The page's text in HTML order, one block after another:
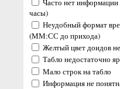
часы)
Неудобный формат
(ММ:СС до прихода)
Желтый цвет доидов
Табло недостаточно
Мало строк на табло
Информация не